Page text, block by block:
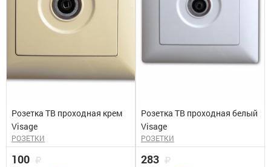
Розетка ТВ проходная крем
Visage
РОЗЕТКИ
100
Розетка ТВ проходная белый
Visage
РОЗЕТКИ
283